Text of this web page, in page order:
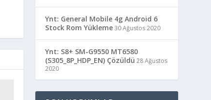
Ynt: General Mobile 4g Android 6
Stock Rom Yükleme30 Ağustos 2020
Ynt: S8+ SM-G9550 MT6580
(S305_8P_HDP_EN) Çözüldü 28 Ağustos
2020